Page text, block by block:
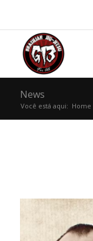
News
Você está aqui: Home